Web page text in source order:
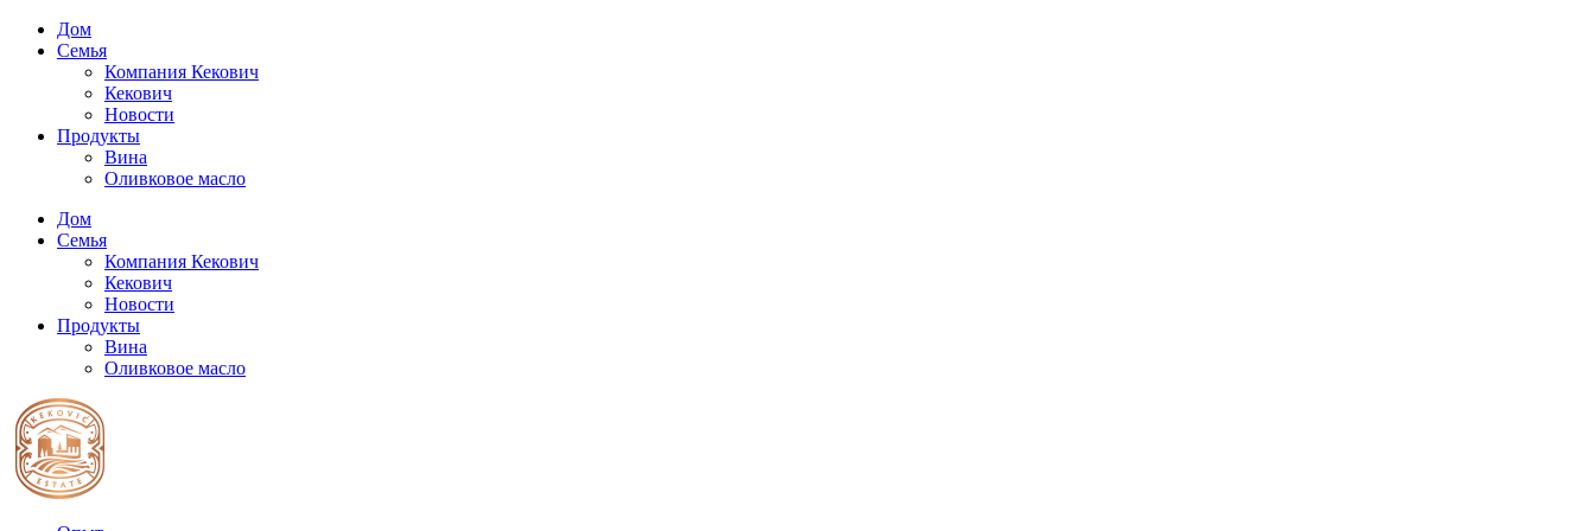
Дом
Семья
Компания Кекович
Кекович
Новости
Продукты
Вина
Оливковое масло
Дом
Семья
Компания Кекович
Кекович
Новости
Продукты
Вина
Оливковое масло